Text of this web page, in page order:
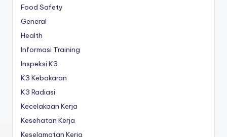
Food Safety
General
Health
Informasi Training
Inspeksi K3
K3 Kebakaran
K3 Radiasi
Kecelakaan Kerja
Kesehatan Kerja
Keselamatan Kerja